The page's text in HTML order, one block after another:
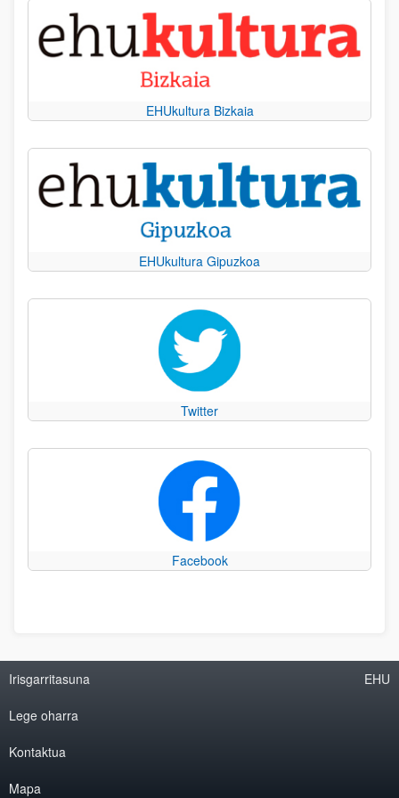
EHUkultura Bizkaia
EHUkultura Gipuzkoa
Twitter
Facebook
Irisgarritasuna
Lege oharra
Kontaktua
Mapa
EHU